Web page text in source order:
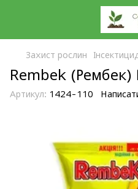
Захист рослин
Rembek (Рембек)
Артикул: 1424-110